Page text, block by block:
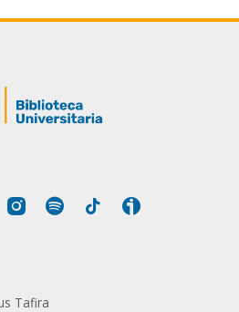
Instagram
Spotify Tiktok
Tafira